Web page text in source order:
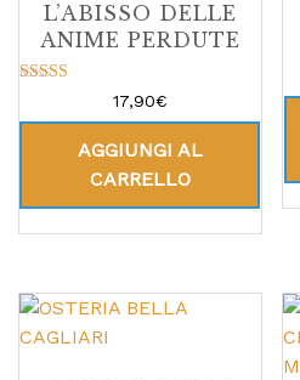
L’ABISSO DELLE
ANIME PERDUTE
su 5
17,90€
AGGIUNGI AL
CARRELLO